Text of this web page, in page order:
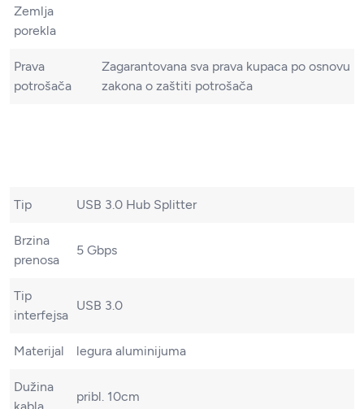
Zemlja
porekla
Prava
potrošača
Zagarantovana sva prava kupaca po osnovu
zakona o zaštiti potrošača
Tip USB 3.0 Hub Splitter
Brzina
prenosa
5 Gbps
Tip
interfejsa
USB 3.0
Materijal legura aluminijuma
Dužina
pribl. 10cm